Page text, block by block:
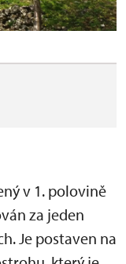
v 1. polovině
za jeden
Je postaven na